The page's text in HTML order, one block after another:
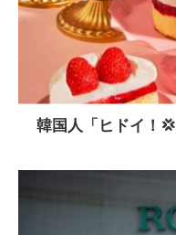
韓国人「ヒドイ！